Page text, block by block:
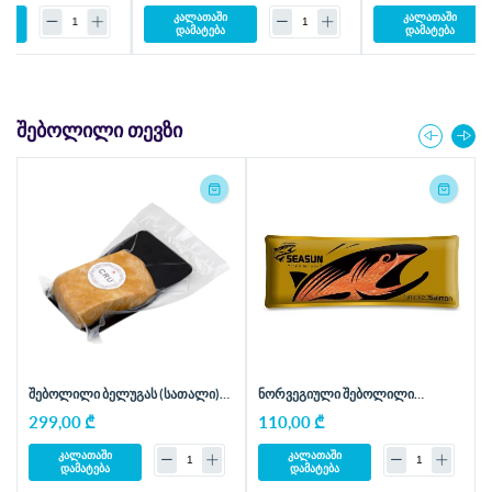
კალათაში
დამატება
კალათაში
დამატება
ᲨᲔᲑᲝᲚᲘᲚᲘ ᲗᲔᲕᲖᲘ
შებოლილი ბელუგას (სათალი)
299,00 ₾
კალათაში
დამატება
ნორვეგიული შებოლილი
110,00 ₾
კალათაში
დამატება